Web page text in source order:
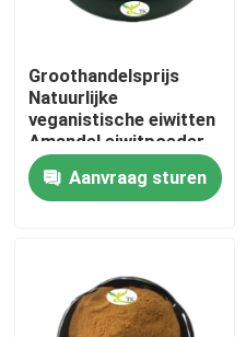
Thuis
Producten
Fabriekstocht
Groothandelsprijs
Natuurlijke
veganistische eiwitten
Amandel eiwitpoeder
40% 50% 60%
Aanvraag sturen